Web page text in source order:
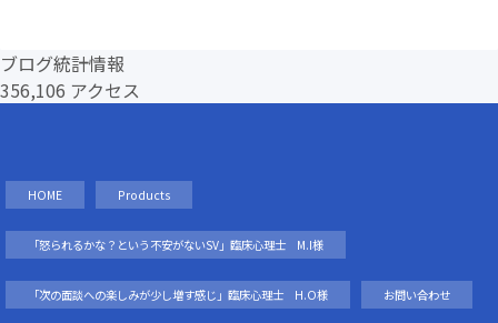
ブログ統計情報
356,106 アクセス
HOME Products
「怒られるかな？という不安がないSV」臨床心理士 M.I様
「次の面談への楽しみが少し増す感じ」臨床心理士 H.O様 お問い合わせ